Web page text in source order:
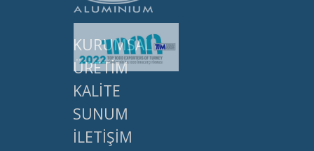
KURUMSAL
ÜRETİM
KALİTE
SUNUM
İLETİŞİM